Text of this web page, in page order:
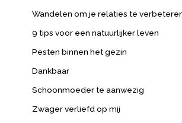
Wandelen om je relaties te
9 tips voor een natuurlijker leven
Pesten binnen het gezin
Dankbaar
Schoonmoeder te aanwezig
Zwager verliefd op mij